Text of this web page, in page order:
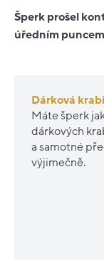
Šperk prošel
úředním
Dárková
Máte šperk
dárkových
a samotné
výjimečně.